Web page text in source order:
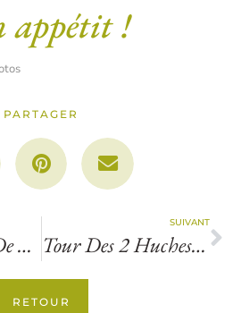
appétit !
PARTAGER
Les Spécialités De La Région !
SUIVANT
Tour Des 2 Huches Par St-Etienne-Lardeyrol 15km
RETOUR